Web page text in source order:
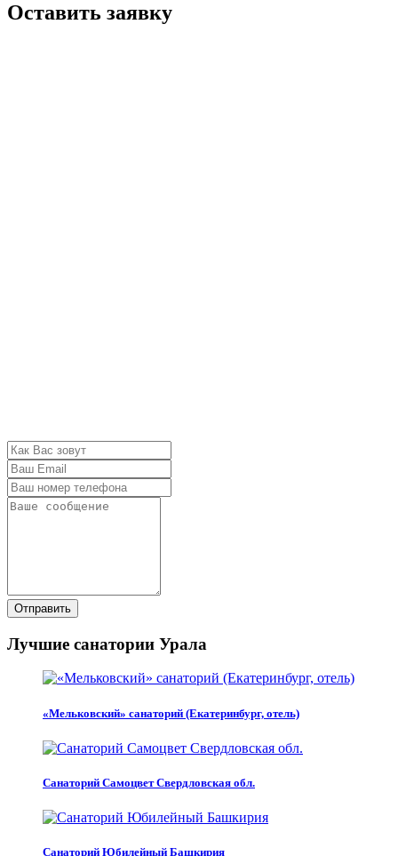
Оставить заявку
Отправить
Лучшие санатории Урала
«Мельковский» санаторий (Екатеринбург, отель)
Санаторий Самоцвет Свердловская обл.
Санаторий Юбилейный Башкирия